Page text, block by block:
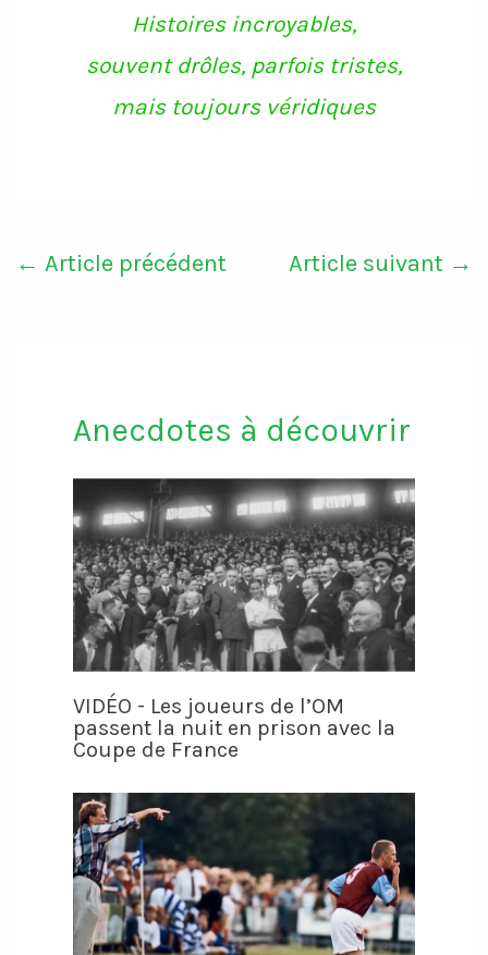
m
Histoires incroyables,
souvent drôles, parfois tristes,
mais toujours véridiques
← Article précédent Article suivant →
Anecdotes à découvrir
VIDÉO - Les joueurs de l’OM
passent la nuit en prison avec la
Coupe de France